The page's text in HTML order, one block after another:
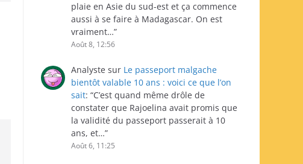
plaie en Asie du sud-est et ça commence
aussi à se faire à Madagascar. On est
vraiment…”
Août 8, 12:56
Analyste sur Le passeport malgache
bientôt valable 10 ans : voici ce que l’on
sait: “C’est quand même drôle de
constater que Rajoelina avait promis que
la validité du passeport passerait à 10
ans, et…”
Août 6, 11:25